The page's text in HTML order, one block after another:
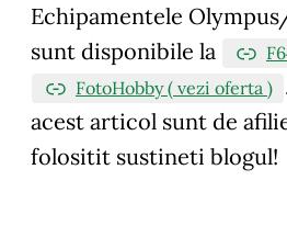
Echipamentele
sunt disponibile la
FotoHobby ( vezi oferta )
acest articol sunt de
folositit sustineti blogul!